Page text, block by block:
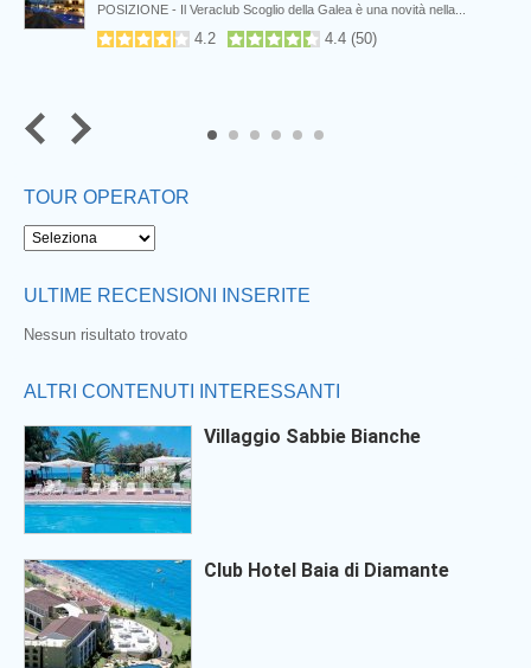
POSIZIONE - Il Veraclub Scoglio della Galea è una novità nella...
4.2 4.4 (50)
TOUR OPERATOR
ULTIME RECENSIONI INSERITE
Nessun risultato trovato
ALTRI CONTENUTI INTERESSANTI
Villaggio Sabbie Bianche
Club Hotel Baia di Diamante